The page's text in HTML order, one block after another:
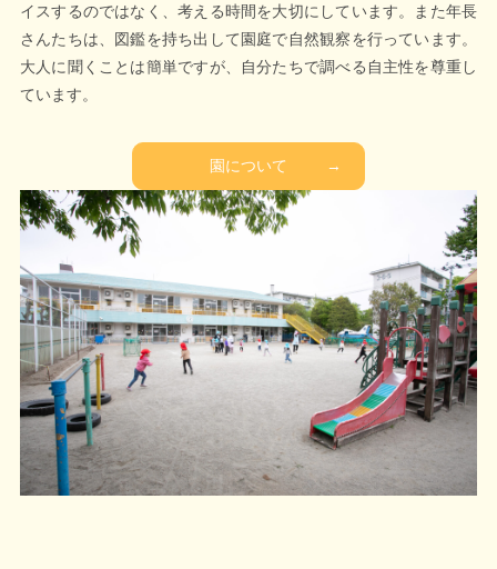
イスするのではなく、考える時間を大切にしています。また年長
さんたちは、図鑑を持ち出して園庭で自然観察を行っています。
大人に聞くことは簡単ですが、自分たちで調べる自主性を尊重し
ています。
園について →